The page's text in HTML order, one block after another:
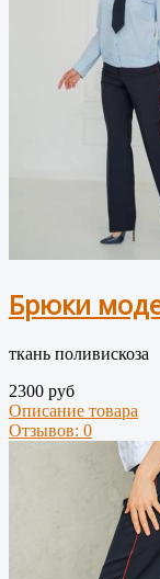
Брюки
ткань поливискоза
2300 руб
Описание товара
Отзывов: 0